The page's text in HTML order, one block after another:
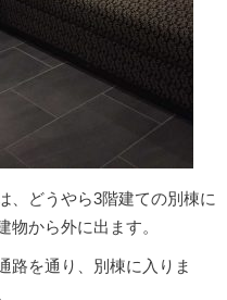
、どうやら3階建ての別棟に
物から外に出ます。
路を通り、別棟に入りま